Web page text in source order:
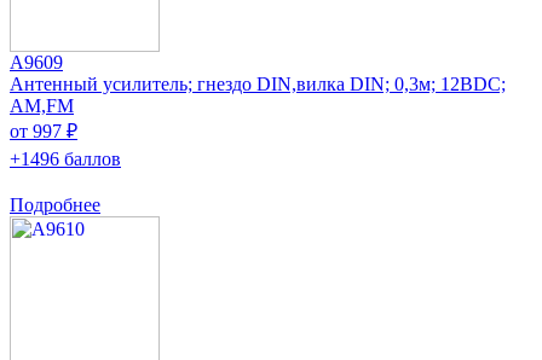
A9609
Антенный усилитель; гнездо DIN,вилка DIN; 0,3м; 12ВDC;
АМ,FM
от 997 ₽
+1496 баллов
Подробнее